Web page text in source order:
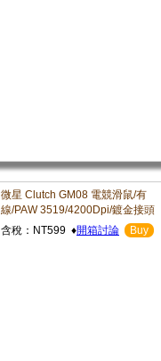
微星 Clutch GM08 電競滑鼠/有
線/PAW 3519/4200Dpi/鍍金接頭
含稅：NT599 ♦開箱討論 Buy